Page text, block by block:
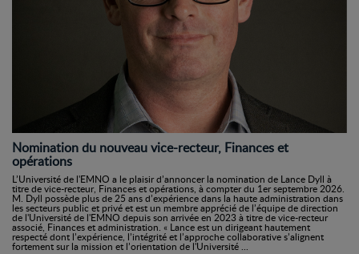
Nomination du nouveau vice-recteur, Finances et
opérations
L’Université de l'EMNO a le plaisir d’annoncer la nomination de Lance Dyll à
titre de vice-recteur, Finances et opérations, à compter du 1er septembre 2026.
M. Dyll possède plus de 25 ans d’expérience dans la haute administration dans
les secteurs public et privé et est un membre apprécié de l’équipe de direction
de l'Université de l'EMNO depuis son arrivée en 2023 à titre de vice-recteur
associé, Finances et administration. « Lance est un dirigeant hautement
respecté dont l’expérience, l’intégrité et l’approche collaborative s’alignent
fortement sur la mission et l’orientation de l'Université ...